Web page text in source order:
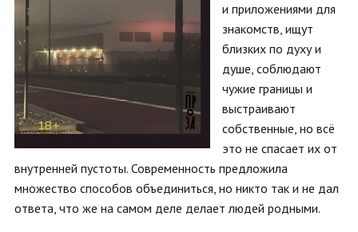
и приложениями для
знакомств, ищут
близких по духу и
душе, соблюдают
чужие границы и
выстраивают
собственные, но всё
это не спасает их от
внутренней пустоты. Современность предложила
множество способов объединиться, но никто так и не дал
ответа, что же на самом деле делает людей родными.